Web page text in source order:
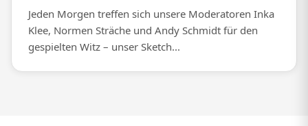
Jeden Morgen treffen sich unsere Moderatoren Inka
Klee, Normen Sträche und Andy Schmidt für den
gespielten Witz – unser Sketch...